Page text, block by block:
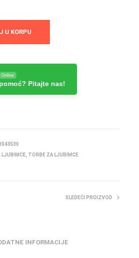
U KORPU
Online
Pitajte nas!
LJUBIMCE TORBE ZA LJUBIMCE
SLEDEĆI PROIZVOD
INFORMACIJE